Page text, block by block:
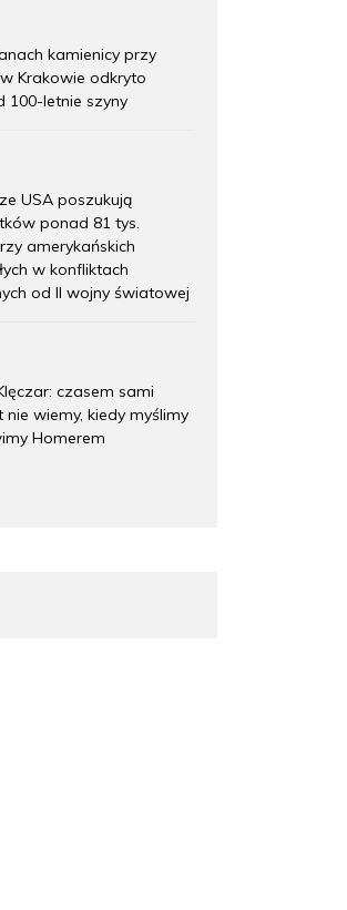
kamienicy przy
Krakowie odkryto
100-letnie szyny
USA poszukują
ponad 81 tys.
amerykańskich
w konfliktach
od II wojny światowej
czasem sami
nie wiemy, kiedy myślimy
Homerem